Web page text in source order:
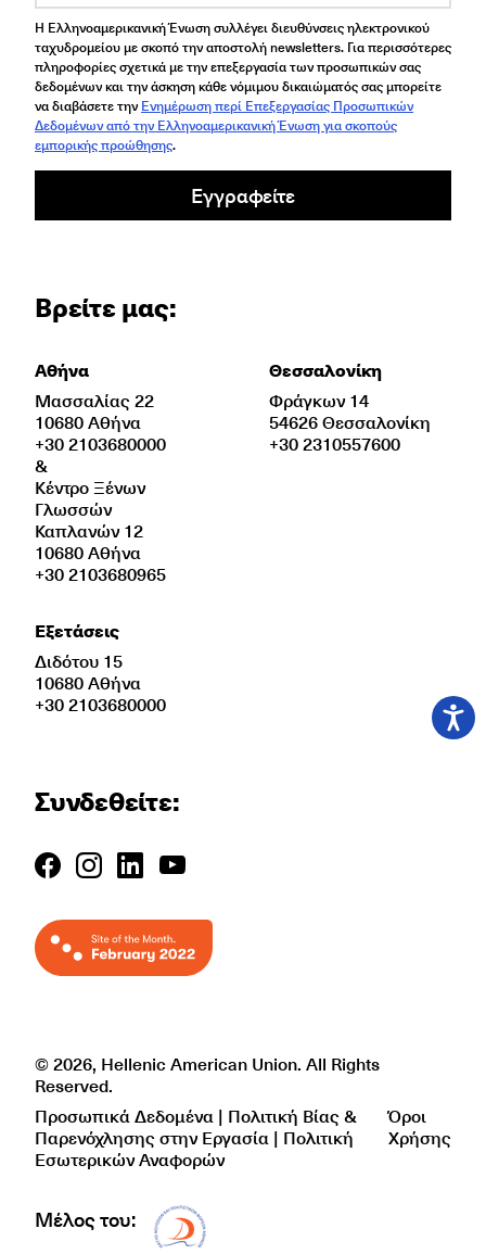
Η Ελληνοαμερικανική Ένωση συλλέγει διευθύνσεις ηλεκτρονικού
ταχυδρομείου με σκοπό την αποστολή newsletters. Για περισσότερες
πληροφορίες σχετικά με την επεξεργασία των προσωπικών σας
δεδομένων και την άσκηση κάθε νόμιμου δικαιώματός σας μπορείτε
να διαβάσετε την Ενημέρωση περί Επεξεργασίας Προσωπικών
Δεδομένων από την Ελληνοαμερικανική Ένωση για σκοπούς
εμπορικής προώθησης.
Εγγραφείτε
Βρείτε μας:
Αθήνα
Μασσαλίας 22
10680 Αθήνα
+30 2103680000
&
Κέντρο Ξένων
Γλωσσών
Καπλανών 12
10680 Αθήνα
+30 2103680965
Εξετάσεις
Διδότου 15
10680 Αθήνα
+30 2103680000
Θεσσαλονίκη
Φράγκων 14
54626 Θεσσαλονίκη
+30 2310557600
Συνδεθείτε:
© 2026, Hellenic American Union. All Rights
Reserved.
Προσωπικά Δεδομένα | Πολιτική Βίας &
Παρενόχλησης στην Εργασία | Πολιτική
Εσωτερικών Αναφορών
Όροι
Χρήσης
Μέλος του: